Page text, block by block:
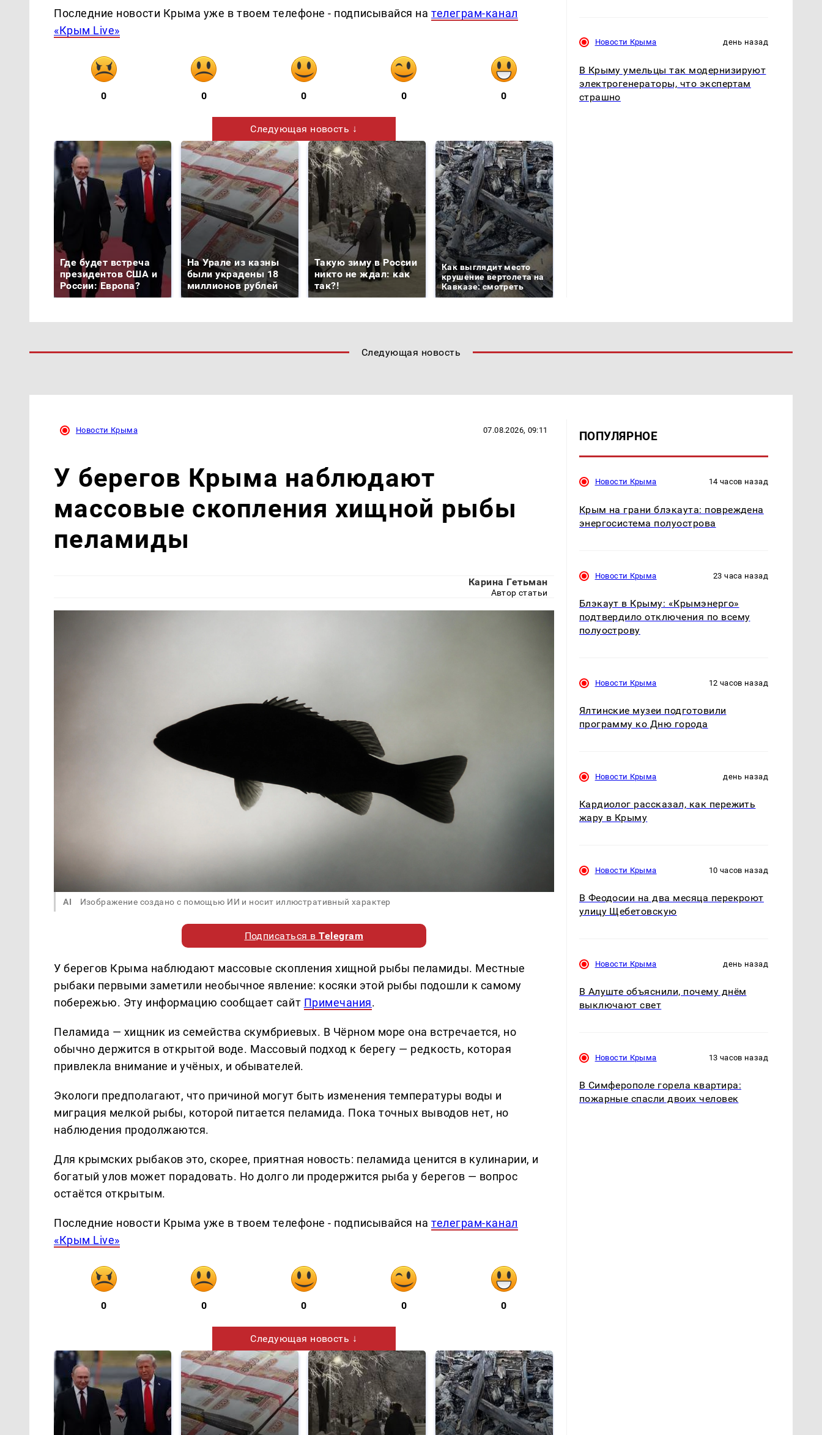
Последние новости Крыма уже в твоем телефоне - подписывайся нателеграм-канал
«Крым Live»
0 0 0 0 0
Следующая новость ↓
Где будет встреча
президентов США и
России: Европа?
На Урале из казны
были украдены 18
миллионов рублей
Такую зиму в России
никто не ждал: как
так?!
Как выглядит место
крушение вертолета на
Кавказе: смотреть
Новости Крыма день назад
В Крыму умельцы так модернизируют
электрогенераторы, что экспертам
страшно
Следующая новость
Новости Крыма 07.08.2026, 09:11
У берегов Крыма наблюдают
массовые скопления хищной рыбы
пеламиды
Карина Гетьман
Автор статьи
AI Изображение создано с помощью ИИ и носит иллюстративный характер
Подписаться вTelegram
У берегов Крыма наблюдают массовые скопления хищной рыбы пеламиды. Местные
рыбаки первыми заметили необычное явление: косяки этой рыбы подошли к самому
побережью. Эту информацию сообщает сайт Примечания.
Пеламида — хищник из семейства скумбриевых. В Чёрном море она встречается, но
обычно держится в открытой воде. Массовый подход к берегу — редкость, которая
привлекла внимание и учёных, и обывателей.
Экологи предполагают, что причиной могут быть изменения температуры воды и
миграция мелкой рыбы, которой питается пеламида. Пока точных выводов нет, но
наблюдения продолжаются.
Для крымских рыбаков это, скорее, приятная новость: пеламида ценится в кулинарии, и
богатый улов может порадовать. Но долго ли продержится рыба у берегов — вопрос
остаётся открытым.
Последние новости Крыма уже в твоем телефоне - подписывайся нателеграм-канал
«Крым Live»
0 0 0 0 0
Следующая новость ↓
ПОПУЛЯРНОЕ
Новости Крыма 14 часов назад
Крым на грани блэкаута: повреждена
энергосистема полуострова
Новости Крыма 23 часа назад
Блэкаут в Крыму: «Крымэнерго»
подтвердило отключения по всему
полуострову
Новости Крыма 12 часов назад
Ялтинские музеи подготовили
программу ко Дню города
Новости Крыма день назад
Кардиолог рассказал, как пережить
жару в Крыму
Новости Крыма 10 часов назад
В Феодосии на два месяца перекроют
улицу Щебетовскую
Новости Крыма день назад
В Алуште объяснили, почему днём
выключают свет
Новости Крыма 13 часов назад
В Симферополе горела квартира:
пожарные спасли двоих человек